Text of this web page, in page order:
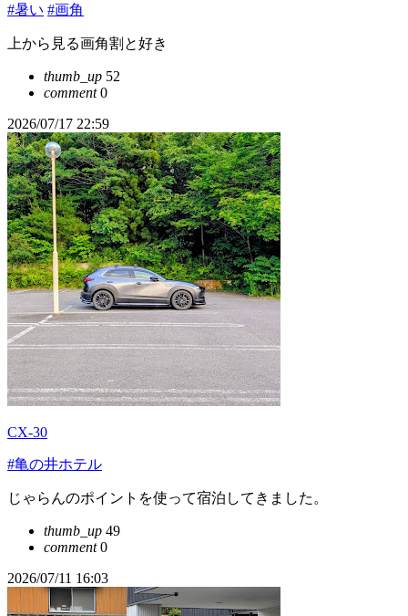
#暑い #画角
上から見る画角割と好き
thumb_up 52
comment0
2026/07/17 22:59
CX-30
#亀の井ホテル
じゃらんのポイントを使って宿泊してきました。
thumb_up 49
comment0
2026/07/11 16:03